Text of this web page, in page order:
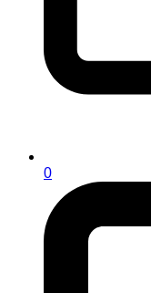
0